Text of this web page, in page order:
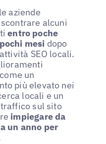
aziende
alcuni
entro poche
mesi dopo
SEO locali.
un
più elevato nei
locali e un
sul sito
impiegare da
un anno per